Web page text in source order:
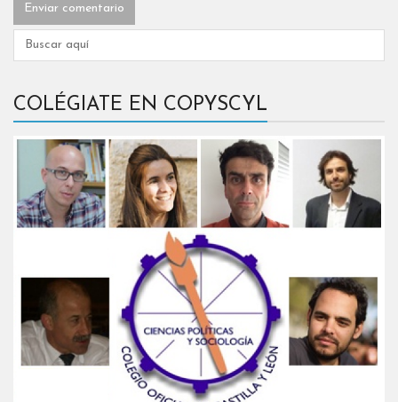
COLÉGIATE EN COPYSCYL